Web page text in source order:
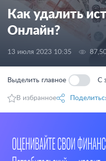
Как удалить
Онлайн?
13 июля 2023 10:35
Выделить главное С
В избранное